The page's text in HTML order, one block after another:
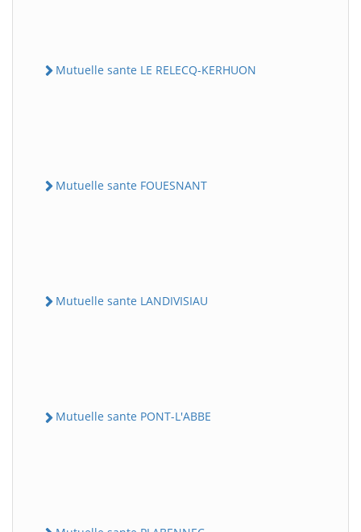
Mutuelle sante LE RELECQ-KERHUON
Mutuelle sante FOUESNANT
Mutuelle sante LANDIVISIAU
Mutuelle sante PONT-L'ABBE